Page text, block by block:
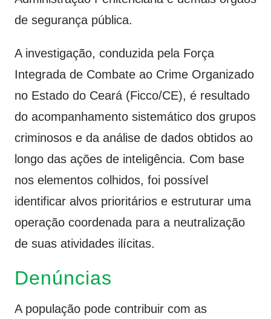
de segurança pública.
A investigação, conduzida pela Força
Integrada de Combate ao Crime Organizado
no Estado do Ceará (Ficco/CE), é resultado
do acompanhamento sistemático dos grupos
criminosos e da análise de dados obtidos ao
longo das ações de inteligência. Com base
nos elementos colhidos, foi possível
identificar alvos prioritários e estruturar uma
operação coordenada para a neutralização
de suas atividades ilícitas.
Denúncias
A população pode contribuir com as